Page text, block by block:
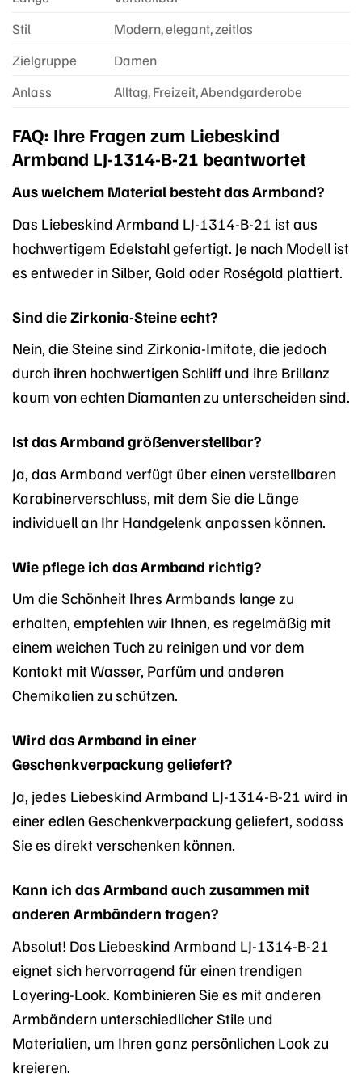
Stil
Modern, elegant, zeitlos
Zielgruppe
Damen
Anlass
Alltag, Freizeit, Abendgarderobe
FAQ: Ihre Fragen zum Liebeskind
Armband LJ-1314-B-21 beantwortet
Aus welchem Material besteht das Armband?
Das Liebeskind Armband LJ-1314-B-21 ist aus
hochwertigem Edelstahl gefertigt. Je nach Modell ist
es entweder in Silber, Gold oder Roségold plattiert.
Sind die Zirkonia-Steine echt?
Nein, die Steine sind Zirkonia-Imitate, die jedoch
durch ihren hochwertigen Schliff und ihre Brillanz
kaum von echten Diamanten zu unterscheiden sind.
Ist das Armband größenverstellbar?
Ja, das Armband verfügt über einen verstellbaren
Karabinerverschluss, mit dem Sie die Länge
individuell an Ihr Handgelenk anpassen können.
Wie pflege ich das Armband richtig?
Um die Schönheit Ihres Armbands lange zu
erhalten, empfehlen wir Ihnen, es regelmäßig mit
einem weichen Tuch zu reinigen und vor dem
Kontakt mit Wasser, Parfüm und anderen
Chemikalien zu schützen.
Wird das Armband in einer
Geschenkverpackung geliefert?
Ja, jedes Liebeskind Armband LJ-1314-B-21 wird in
einer edlen Geschenkverpackung geliefert, sodass
Sie es direkt verschenken können.
Kann ich das Armband auch zusammen mit
anderen Armbändern tragen?
Absolut! Das Liebeskind Armband LJ-1314-B-21
eignet sich hervorragend für einen trendigen
Layering-Look. Kombinieren Sie es mit anderen
Armbändern unterschiedlicher Stile und
Materialien, um Ihren ganz persönlichen Look zu
kreieren.